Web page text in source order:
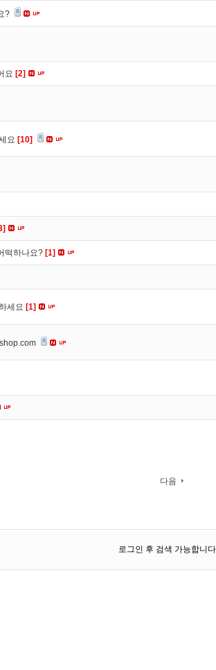
?
요 [2]
요 [10]
떡하나요? [1]
세요 [1]
다음
로그인 후 검색 가능합니